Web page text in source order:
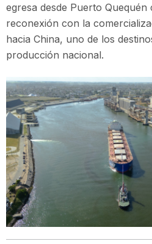
egresa desde Puerto
reconexión con la
hacia China, uno de los
producción nacional.